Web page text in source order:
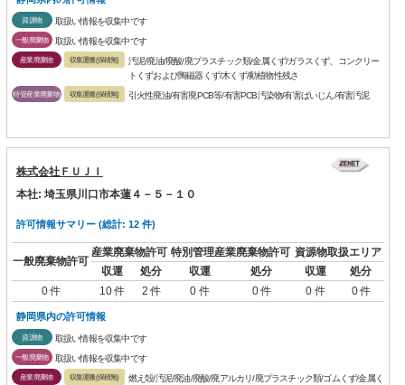
資源物 取扱い情報を収集中です
一般廃棄物 取扱い情報を収集中です
産業廃棄物 収集運搬(保積無)
汚泥/廃油/廃酸/廃プラスチック類/金属くず/ガラスくず、コンクリー
トくずおよび陶磁器くず/木くず/動植物性残さ
特管産業廃棄物 収集運搬(保積無) 引火性廃油/有害廃PCB等/有害PCB汚染物/有害ばいじん/有害汚泥
株式会社ＦＵＪＩ
本社: 埼玉県川口市本蓮４－５－１０
許可情報サマリー (総計: 12 件)
一般廃棄物許可
産業廃棄物許可 特別管理産業廃棄物許可 資源物取扱エリア
収運
処分 収運 処分 収運
処分
0 件
10 件 2 件 0 件 0 件 0 件 0 件
静岡県内の許可情報
資源物 取扱い情報を収集中です
一般廃棄物 取扱い情報を収集中です
産業廃棄物 収集運搬(保積無)
燃え殻/汚泥/廃油/廃酸/廃アルカリ/廃プラスチック類/ゴムくず/金属く